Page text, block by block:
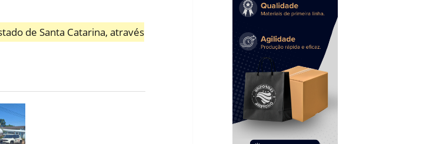
de Santa Catarina, através